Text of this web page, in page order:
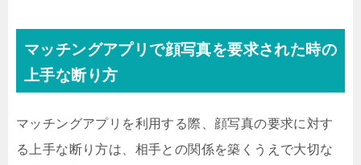
マッチングアプリで顔写真を要求された時の
上手な断り方
マッチングアプリを利用する際、顔写真の要求に対す
る上手な断り方は、相手との関係を築くうえで大切な